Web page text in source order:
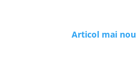
Articol mai nou